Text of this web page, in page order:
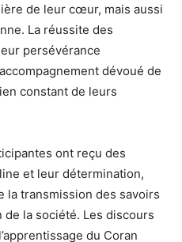
de leur cœur, mais aussi
La réussite des
persévérance
dévoué de
constant de leurs
ont reçu des
et leur détermination,
la transmission des savoirs
la société. Les discours
du Coran